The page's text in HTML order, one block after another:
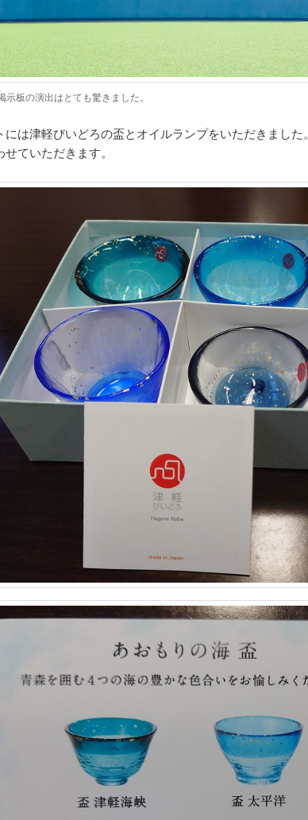
示板の演出はとても驚きました。
には津軽びいどろの盃とオイルランプをいただきました。
ていただきます。